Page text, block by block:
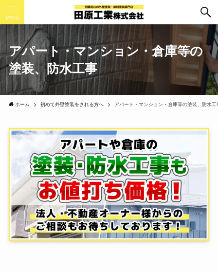
MENU
アパート・マンション・倉庫等の
塗装、防水工事
ホーム 初めて外壁塗装をされる方へ アパート・マンション・倉庫等の塗装、防水工